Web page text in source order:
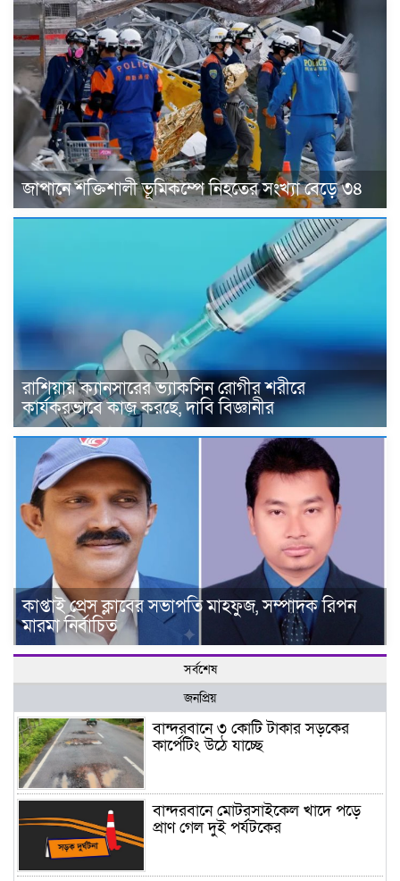
জাপানে শক্তিশালী ভূমিকম্পে নিহতের সংখ্যা বেড়ে ৩৪
রাশিয়ায় ক্যানসারের ভ্যাকসিন রোগীর শরীরে
কার্যকরভাবে কাজ করছে, দাবি বিজ্ঞানীর
কাপ্তাই প্রেস ক্লাবের সভাপতি মাহফুজ, সম্পাদক রিপন
মারমা নির্বাচিত
সর্বশেষ
জনপ্রিয়
বান্দরবানে ৩ কোটি টাকার সড়কের
কার্পেটিং উঠে যাচ্ছে
বান্দরবানে মোটরসাইকেল খাদে পড়ে
প্রাণ গেল দুই পর্যটকের